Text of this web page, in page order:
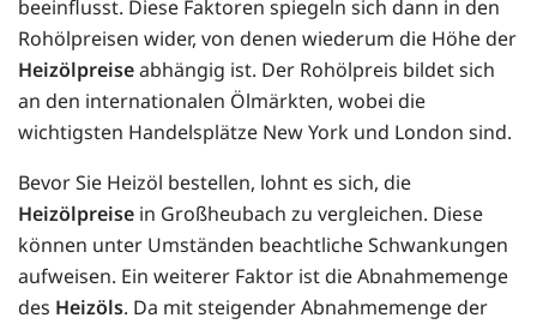
beeinflusst. Diese Faktoren spiegeln sich dann in den
Rohölpreisen wider, von denen wiederum die Höhe der
Heizölpreiseabhängig ist. Der Rohölpreis bildet sich
an den internationalen Ölmärkten, wobei die
wichtigsten Handelsplätze New York und London sind.
Bevor Sie Heizöl bestellen, lohnt es sich, die
Heizölpreise in Großheubach zu vergleichen. Diese
können unter Umständen beachtliche Schwankungen
aufweisen. Ein weiterer Faktor ist die Abnahmemenge
des Heizöls. Da mit steigender Abnahmemenge der